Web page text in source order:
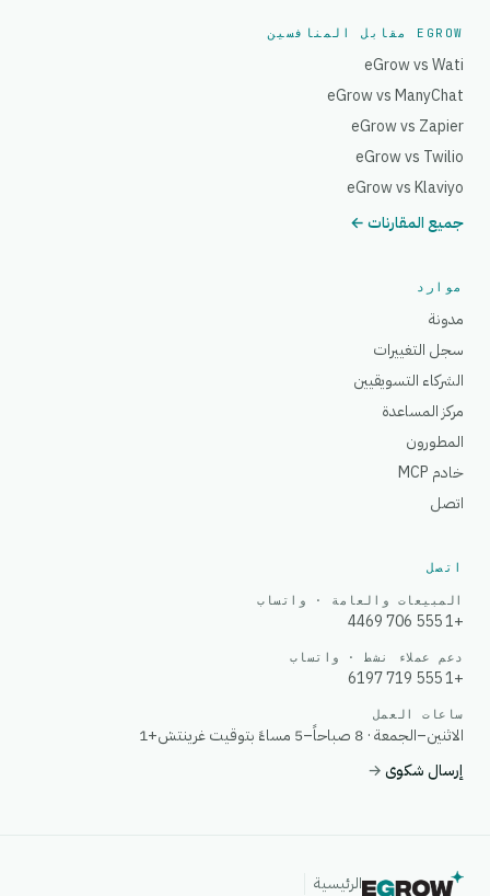
EGROW مقابل المنافسين
eGrow vs Wati
eGrow vs ManyChat
eGrow vs Zapier
eGrow vs Twilio
eGrow vs Klaviyo
جميع المقارنات ←
موارد
مدونة
سجل التغييرات
الشركاء التسويقيين
مركز المساعدة
المطورون
خادم MCP
اتصل
اتصل
المبيعات والعامة · واتساب
+1 555 706 4469
دعم عملاء نشط · واتساب
+1 555 719 6197
ساعات العمل
الاثنين–الجمعة · 8 صباحاً–5 مساءً بتوقيت غرينتش+1
إرسال شكوى→
الرئيسية